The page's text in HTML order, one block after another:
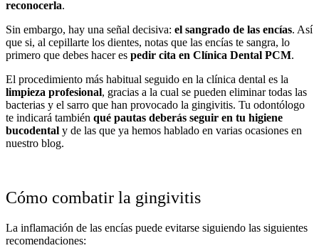
reconocerla.
Sin embargo, hay una señal decisiva: el sangrado de las encías. Así
que si, al cepillarte los dientes, notas que las encías te sangra, lo
primero que debes hacer es pedir cita en Clínica Dental PCM.
El procedimiento más habitual seguido en la clínica dental es la
limpieza profesional, gracias a la cual se pueden eliminar todas las
bacterias y el sarro que han provocado la gingivitis. Tu odontólogo
te indicará también qué pautas deberás seguir en tu higiene
bucodental y de las que ya hemos hablado en varias ocasiones en
nuestro blog.
Cómo combatir la gingivitis
La inflamación de las encías puede evitarse siguiendo las siguientes
recomendaciones: